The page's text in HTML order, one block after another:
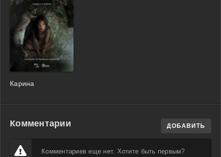
Карина
Комментарии ДОБАВИТЬ
Комментариев еще нет. Хотите быть первым?